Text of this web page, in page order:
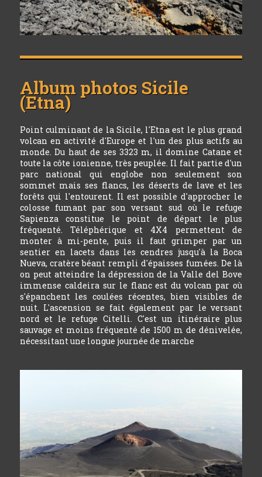
Album photos Sicile
(Etna)
Point culminant de la Sicile, l'Etna est le plus grand
volcan en activité d'Europe et l'un des plus actifs au
monde. Du haut de ses 3323 m, il domine Catane et
toute la côte ionienne, très peuplée. Il fait partie d'un
parc national qui englobe non seulement son
sommet mais ses flancs, les déserts de lave et les
forêts qui l'entourent. Il est possible d'approcher le
colosse fumant par son versant sud où le refuge
Sapienza constitue le point de départ le plus
fréquenté. Téléphérique et 4X4 permettent de
monter à mi-pente, puis il faut grimper par un
sentier en lacets dans les cendres jusqu'à la Boca
Nueva, cratère béant rempli d'épaisses fumées. De là
on peut atteindre la dépression de la Valle del Bove
immense caldeira sur le flanc est du volcan par où
s'épanchent les coulées récentes, bien visibles de
nuit. L'ascension se fait également par le versant
nord et le refuge Citelli. C'est un itinéraire plus
sauvage et moins fréquenté de 1500 m de dénivelée,
nécessitant une longue journée de marche